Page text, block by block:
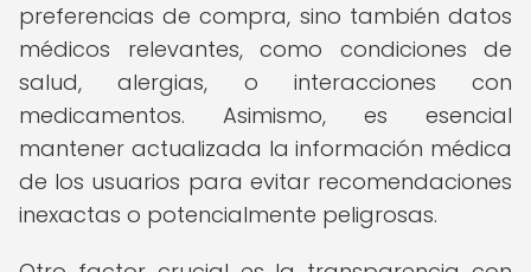
preferencias de compra, sino también datos
médicos relevantes, como condiciones de
salud, alergias, o interacciones con
medicamentos. Asimismo, es esencial
mantener actualizada la información médica
de los usuarios para evitar recomendaciones
inexactas o potencialmente peligrosas.